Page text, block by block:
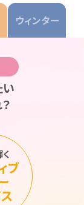
ウィンター
い
ブ